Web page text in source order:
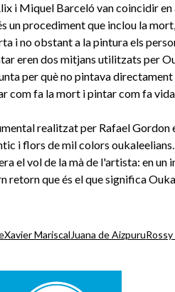
i Miquel Barceló van coincidir en
un procediment que inclou la
i no obstant a la pintura els
eren dos mitjans utilitzats per
per què no pintava
com fa la mort i pintar com fa
realitzat per Rafael Gordon
i flors de mil colors
el vol de la mà de l'artista: en un
retorn que és el que significa
Xavier MariscalJuana de AizpuruRossy